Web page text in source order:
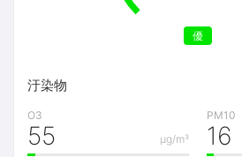
優
汙染物
O3
μg/m³
55
PM10
16